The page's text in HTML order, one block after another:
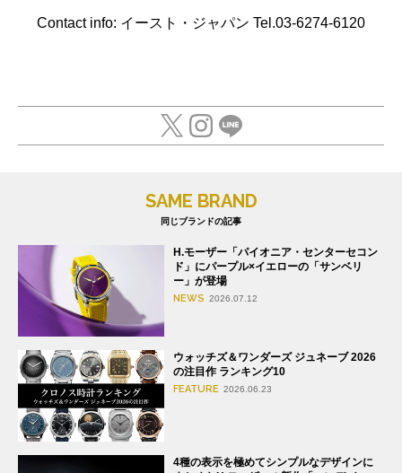
Contact info: イースト・ジャパン Tel.03-6274-6120
SAME BRAND
同じブランドの記事
H.モーザー「パイオニア・センターセコン
ド」にパープル×イエローの「サンベリ
ー」が登場
NEWS 2026.07.12
ウォッチズ＆ワンダーズ ジュネーブ 2026
の注目作 ランキング10
FEATURE 2026.06.23
4種の表示を極めてシンプルなデザインに